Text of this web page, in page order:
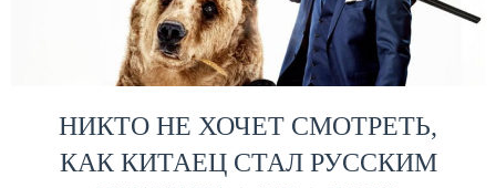
НИКТО НЕ ХОЧЕТ СМОТРЕТЬ,
КАК КИТАЕЦ СТАЛ РУССКИМ